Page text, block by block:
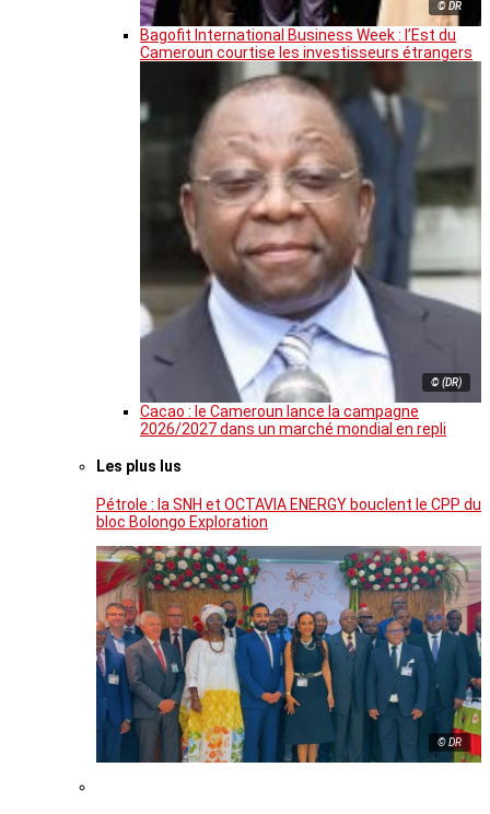
© DR
Bagofit International Business Week : l’Est du
Cameroun courtise les investisseurs étrangers
© (DR)
Cacao : le Cameroun lance la campagne
2026/2027 dans un marché mondial en repli
Les plus lus
Pétrole : la SNH et OCTAVIA ENERGY bouclent le CPP du
bloc Bolongo Exploration
© DR